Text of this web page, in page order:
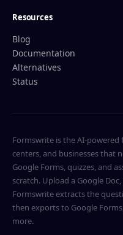
Resources
Blog
Documentation
Alternatives
Status
Formswrite is the AI-
centers, and businesses that
Google Forms, quizzes, and
scratch. Upload a Google
Formswrite extracts the
then exports to Google
more.